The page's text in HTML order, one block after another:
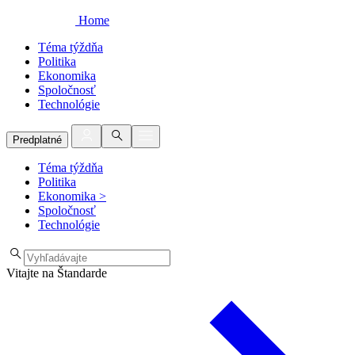
Home
Téma týždňa
Politika
Ekonomika
Spoločnosť
Technológie
Predplatné
Téma týždňa
Politika
Ekonomika >
Spoločnosť
Technológie
Vitajte na Štandarde